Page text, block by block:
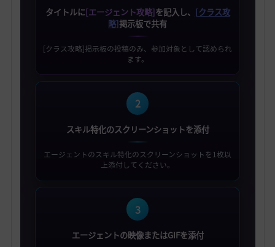
タイトルに[エージェント攻略]を記入し、 [クラス攻
略]掲示板で共有
[クラス攻略]掲示板の投稿のみ、参加対象として認められ
ます。
2
スキル特化のスクリーンショットを添付
エージェントのスキル特化のスクリーンショットを1枚以
上添付してください。
3
エージェントの映像またはGIFを添付